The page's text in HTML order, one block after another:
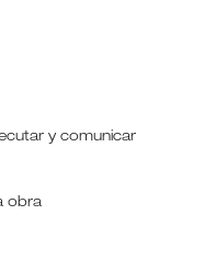
y comunicar
obra